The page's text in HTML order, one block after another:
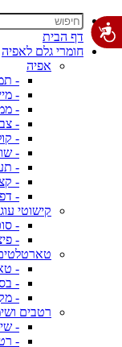
דף הבית
חומרי גלם לאפיה
אפיה
-
-
-
-
-
-
-
-
-
קישוטי
-
-
טארטלטים
-
-
-
רטבים
-
-